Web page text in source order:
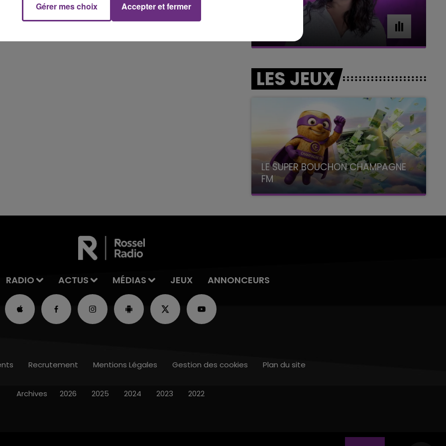
16h00 - 20h00
LES JEUX
LE SUPER BOUCHON CHAMPAGNE
FM
avec La Famille Champagne FM, à 8H10
RADIO ACTUS MÉDIAS JEUX ANNONCEURS
Recrutement Mentions Légales Gestion des cookies Plan du site
Archives 2026 2025 2024 2023 2022
Gérer mes choix Accepter et fermer